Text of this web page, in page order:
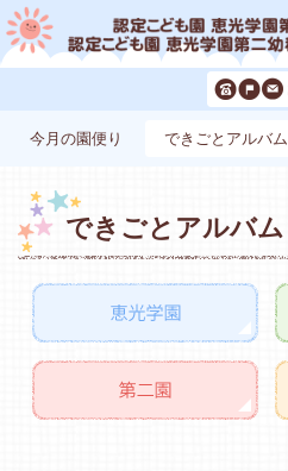
今月の園便り できごとアルバム
できごとアルバム